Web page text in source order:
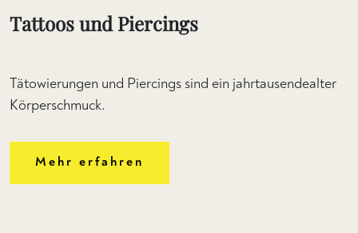
Tattoos und Piercings
Tätowierungen und Piercings sind ein jahrtausendealter
Körperschmuck.
Mehr erfahren